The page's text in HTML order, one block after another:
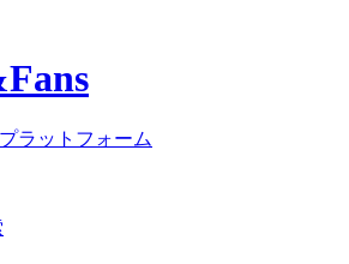
Fans
ラットフォーム